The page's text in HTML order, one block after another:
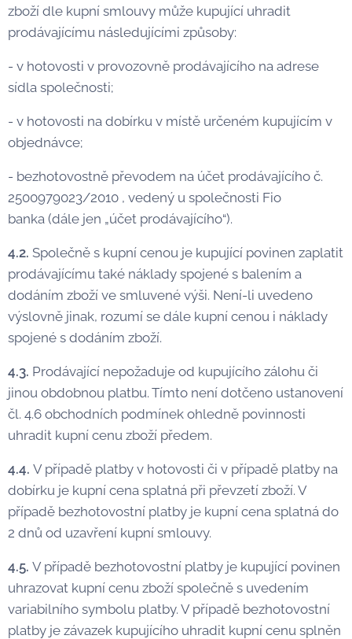
zboží dle kupní smlouvy může kupující uhradit
prodávajícímu následujícími způsoby:
- v hotovosti v provozovně prodávajícího na adrese
sídla společnosti;
- v hotovosti na dobírku v místě určeném kupujícím v
objednávce;
- bezhotovostně převodem na účet prodávajícího č.
2500979023/2010 , vedený u společnosti Fio
banka (dále jen „účet prodávajícího“).
4.2. Společně s kupní cenou je kupující povinen zaplatit
prodávajícímu také náklady spojené s balením a
dodáním zboží ve smluvené výši. Není-li uvedeno
výslovně jinak, rozumí se dále kupní cenou i náklady
spojené s dodáním zboží.
4.3. Prodávající nepožaduje od kupujícího zálohu či
jinou obdobnou platbu. Tímto není dotčeno ustanovení
čl. 4.6 obchodních podmínek ohledně povinnosti
uhradit kupní cenu zboží předem.
4.4. V případě platby v hotovosti či v případě platby na
dobírku je kupní cena splatná při převzetí zboží. V
případě bezhotovostní platby je kupní cena splatná do
2 dnů od uzavření kupní smlouvy.
4.5. V případě bezhotovostní platby je kupující povinen
uhrazovat kupní cenu zboží společně s uvedením
variabilního symbolu platby. V případě bezhotovostní
platby je závazek kupujícího uhradit kupní cenu splněn